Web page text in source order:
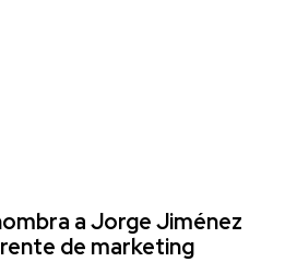
a Jorge Jiménez
de marketing